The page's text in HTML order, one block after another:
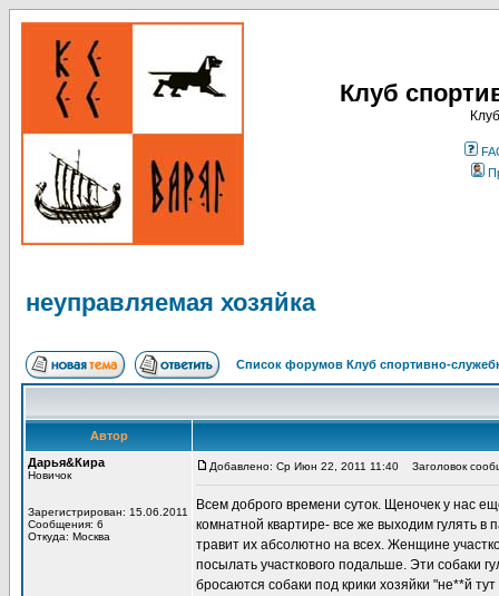
Клуб
неуправляемая хозяйка
Список форумов Клуб спортивно-
Автор
Дарья&Кира
Новичок
Зарегистрирован: 15.06.2011
Сообщения: 6
Откуда: Москва
Добавлено: Ср Июн 22, 2011 11:40 Заголовок
Всем доброго времени суток. Щеночек у нас
комнатной квартире- все же выходим гулять
травит их абсолютно на всех. Женщине
посылать участкового подальше. Эти собаки
бросаются собаки под крики хозяйки "не**й